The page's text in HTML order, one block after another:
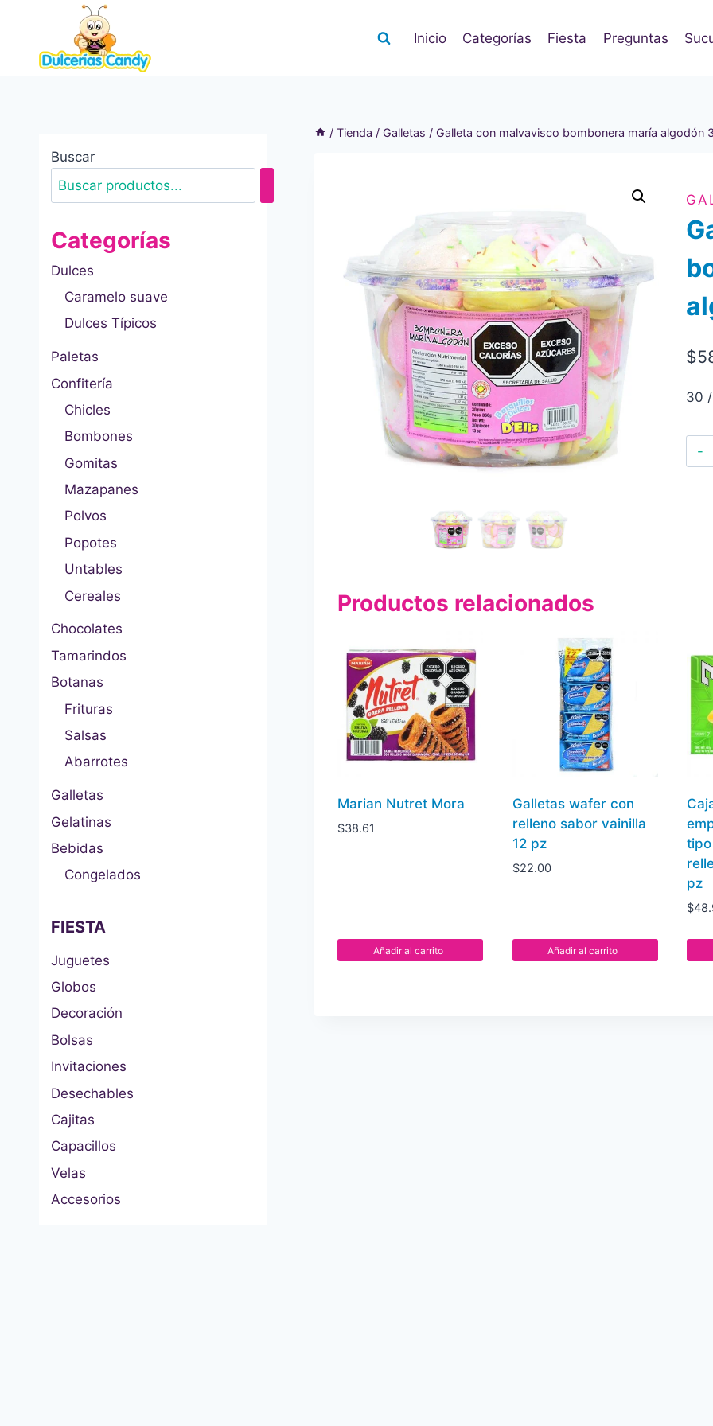
contenido
Inicio Categorías Fiesta Preguntas
/ Tienda / Galletas / Galleta con malvavisco bombonera maría algodón
$
30
Productos relacionados
Marian Nutret Mora
$38.61
Añadir al carrito
Galletas wafer con
relleno sabor vainilla
12 pz
$22.00
Añadir al carrito
pz
$
Buscar
Categorías
Dulces
Caramelo suave
Dulces Típicos
Paletas
Confitería
Chicles
Bombones
Gomitas
Mazapanes
Polvos
Popotes
Untables
Cereales
Chocolates
Tamarindos
Botanas
Frituras
Salsas
Abarrotes
Galletas
Gelatinas
Bebidas
Congelados
FIESTA
Juguetes
Globos
Decoración
Bolsas
Invitaciones
Desechables
Cajitas
Capacillos
Velas
Accesorios